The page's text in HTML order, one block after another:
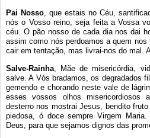
Pai Nosso, que estais no Céu,
nós o Vosso reino, seja feita a Vossa
céu. O pão nosso de cada dia nos dai
assim como nós perdoamos a quem
cair em tentação, mas livrai-nos do mal.
Salve-Rainha, Mãe de misericórdia,
salve. A Vós bradamos, os degradados
gemendo e chorando neste vale de
esses vossos olhos
desterro nos mostrai Jesus, bendito
piedosa, ó doce sempre Virgem
Deus, para que sejamos dignos das